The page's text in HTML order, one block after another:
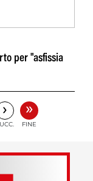
per "asfissia
› »
FINE